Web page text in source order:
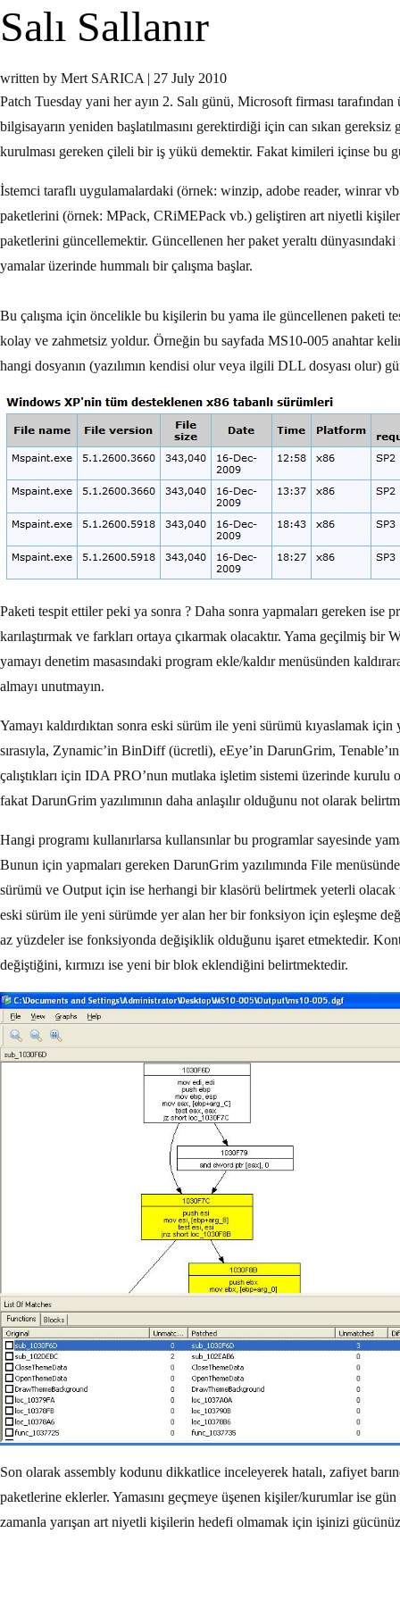
Salı Sallanır
written by Mert SARICA | 27 July 2010
Patch Tuesday yani her ayın 2. Salı günü, Microsoft firması
bilgisayarın yeniden başlatılmasını gerektirdiği için can sıkan
kurulması gereken çileli bir iş yükü demektir. Fakat kimileri içinse bu
İstemci taraflı uygulamalardaki (örnek: winzip, adobe reader, winrar
paketlerini (örnek: MPack, CRiMEPack vb.) geliştiren art niyetli
paketlerini güncellemektir. Güncellenen her paket yeraltı
yamalar üzerinde hummalı bir çalışma başlar.
Bu çalışma için öncelikle bu kişilerin bu yama ile güncellenen paketi
kolay ve zahmetsiz yoldur. Örneğin bu sayfada MS10-005 anahtar
hangi dosyanın (yazılımın kendisi olur veya ilgili DLL dosyası olur)
Paketi tespit ettiler peki ya sonra ? Daha sonra yapmaları gereken ise
karılaştırmak ve farkları ortaya çıkarmak olacaktır. Yama geçilmiş
yamayı denetim masasındaki program ekle/kaldır menüsünden
almayı unutmayın.
Yamayı kaldırdıktan sonra eski sürüm ile yeni sürümü kıyaslamak
sırasıyla, Zynamic’in BinDiff (ücretli), eEye’in DarunGrim,
çalıştıkları için IDA PRO’nun mutlaka işletim sistemi üzerinde kurulu
fakat DarunGrim yazılımının daha anlaşılır olduğunu not olarak
Hangi programı kullanırlarsa kullansınlar bu programlar sayesinde
Bunun için yapmaları gereken DarunGrim yazılımında File
sürümü ve Output için ise herhangi bir klasörü belirtmek yeterli
eski sürüm ile yeni sürümde yer alan her bir fonksiyon için eşleşme
az yüzdeler ise fonksiyonda değişiklik olduğunu işaret etmektedir.
değiştiğini, kırmızı ise yeni bir blok eklendiğini belirtmektedir.
Son olarak assembly kodunu dikkatlice inceleyerek hatalı, zafiyet
paketlerine eklerler. Yamasını geçmeye üşenen kişiler/kurumlar ise
zamanla yarışan art niyetli kişilerin hedefi olmamak için işinizi